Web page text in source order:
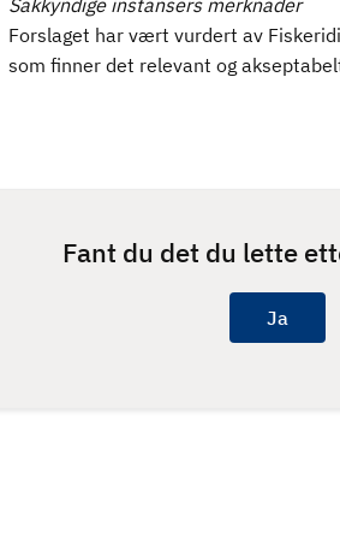
Sakkyndige instansers merknader
Forslaget har vært vurdert av
som finner det relevant og
Fant du det du lette